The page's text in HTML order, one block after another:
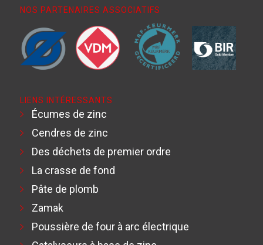
NOS PARTENAIRES ASSOCIATIFS
LIENS INTÉRESSANTS
Écumes de zinc
Cendres de zinc
Des déchets de premier ordre
La crasse de fond
Pâte de plomb
Zamak
Poussière de four à arc électrique